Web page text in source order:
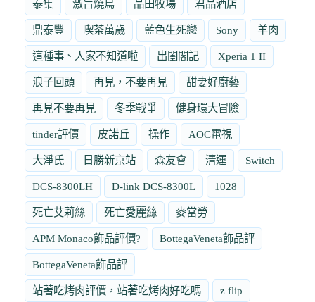
泰集 激旨燒鳥 品田牧場 君品酒店
鼎泰豐 喫茶萬歲 藍色生死戀 Sony 羊肉
這種事、人家不知道啦 出閨閣記 Xperia 1 II
浪子回頭 再見，不要再見 甜妻好廚藝
再見不要再見 冬季戰爭 健身環大冒險
tinder評價 皮諾丘 操作 AOC電視
大淨氏 日勝新京站 森友會 清運 Switch
DCS-8300LH D-link DCS-8300L 1028
死亡艾莉絲 死亡愛麗絲 麥當勞
APM Monaco飾品評價? BottegaVeneta飾品評
BottegaVeneta飾品評
站著吃烤肉評價，站著吃烤肉好吃嗎 z flip